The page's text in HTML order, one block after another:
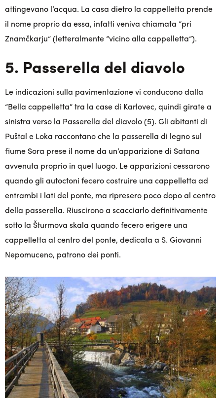
attingevano l’acqua. La casa dietro la cappelletta prende
il nome proprio da essa, infatti veniva chiamata “pri
Znamčkarju” (letteralmente “vicino alla cappelletta”).
5. Passerella del diavolo
Le indicazioni sulla pavimentazione vi conducono dalla
“Bella cappelletta” tra la case di Karlovec, quindi girate a
sinistra verso la Passerella del diavolo (5). Gli abitanti di
Puštal e Loka raccontano che la passerella di legno sul
fiume Sora prese il nome da un’apparizione di Satana
avvenuta proprio in quel luogo. Le apparizioni cessarono
quando gli autoctoni fecero costruire una cappelletta ad
entrambi i lati del ponte, ma ripresero poco dopo al centro
della passerella. Riuscirono a scacciarlo definitivamente
sotto la Šturmova skala quando fecero erigere una
cappelletta al centro del ponte, dedicata a S. Giovanni
Nepomuceno, patrono dei ponti.